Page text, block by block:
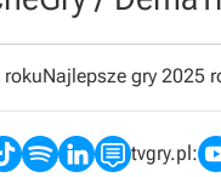
rokuNajlepsze gry 2025
tvgry.pl: